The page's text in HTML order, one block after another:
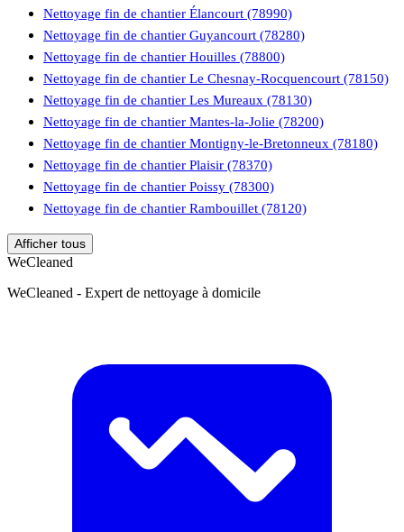
Nettoyage fin de chantier Élancourt (78990)
Nettoyage fin de chantier Guyancourt (78280)
Nettoyage fin de chantier Houilles (78800)
Nettoyage fin de chantier Le Chesnay-Rocquencourt (78150)
Nettoyage fin de chantier Les Mureaux (78130)
Nettoyage fin de chantier Mantes-la-Jolie (78200)
Nettoyage fin de chantier Montigny-le-Bretonneux (78180)
Nettoyage fin de chantier Plaisir (78370)
Nettoyage fin de chantier Poissy (78300)
Nettoyage fin de chantier Rambouillet (78120)
Afficher tous
WeCleaned
WeCleaned - Expert de nettoyage à domicile